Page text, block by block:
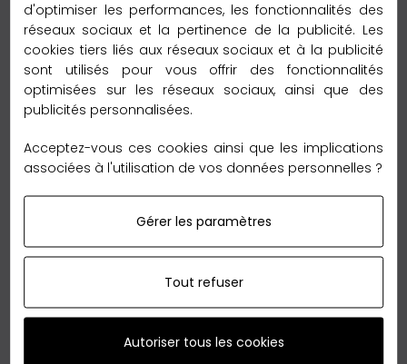
Garantie Retour 60 jours
Nous sommes tellement convaincus de nos qualités
que nous vous offrons leretoursans reserve en
France métropolitaine,jusqu'à 60 jours
achat.
d'optimiser les performances, les fonctionnalités des
réseaux sociaux et la pertinence de la publicité. Les
cookies tiers liés aux réseaux sociaux et à la publicité
sont utilisés pour vous offrir des fonctionnalités
optimisées sur les réseaux sociaux, ainsi que des
publicités personnalisées.
Acceptez-vous ces cookies ainsi que les implications
associées à l'utilisation de vos données personnelles ?
Gérer les paramètres
Tout refuser
Autoriser tous les cookies